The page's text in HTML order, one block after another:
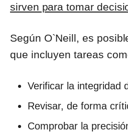
sirven para tomar
Según O`Neill, es
que incluyen tareas
Verificar la integridad
Revisar, de forma
Comprobar la